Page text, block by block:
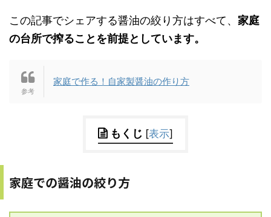
この記事でシェアする醤油の絞り方はすべて、 家庭
の台所で搾ることを前提としています。
家庭で作る！自家製醤油の作り方
もくじ [表示]
家庭での醤油の絞り方